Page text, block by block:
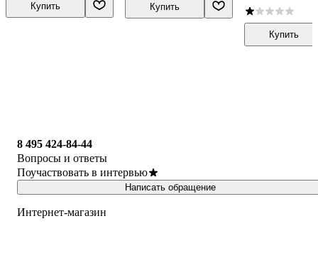
Купить Купить
дополненное и
расширенное
Купить
8 495 424-84-44
Вопросы и ответы
Поучаствовать в интервью
Написать обращение
Интернет-магазин